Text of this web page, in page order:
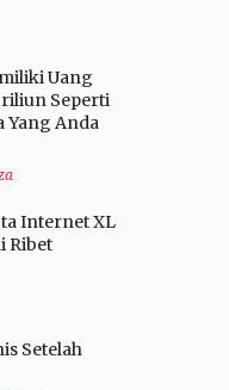
Uang
Seperti
Yang Anda
Internet XL
Ribet
Setelah